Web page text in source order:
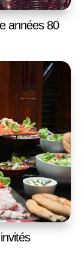
années 80